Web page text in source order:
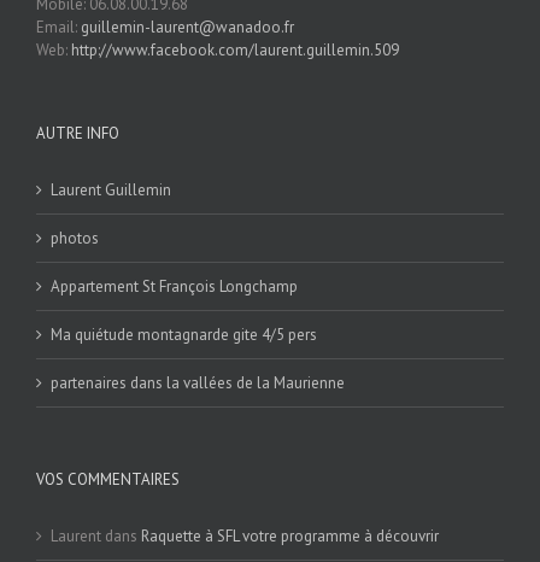
Mobile: 06.08.00.19.68
Email: guillemin-laurent@wanadoo.fr
Web: http://www.facebook.com/laurent.guillemin.509
AUTRE INFO
Laurent Guillemin
photos
Appartement St François Longchamp
Ma quiétude montagnarde gite 4/5 pers
partenaires dans la vallées de la Maurienne
VOS COMMENTAIRES
Laurent dans Raquette à SFL votre programme à découvrir